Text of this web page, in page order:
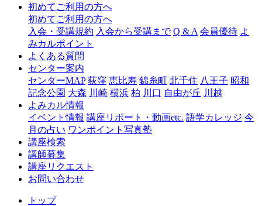
ャ
口
初めてご利用の方へ
初めてご利用の方へ
入会・受講規約 入会から受講まで Q & A 会員優待 よ
みカルポイント
よくある質問
センター案内
センターMAP 荻窪 恵比寿 錦糸町 北千住 八王子 昭和
記念公園 大森 川崎 横浜 柏 川口 自由が丘 川越
よみカル情報
イベント情報 講座リポート・動画etc. 語学カレッジ 今
月の占い ワンポイント写真塾
講座検索
講師募集
講座リクエスト
お問い合わせ
トップ